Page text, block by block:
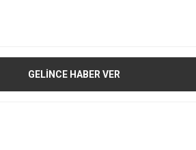
GELİNCE HABER VER